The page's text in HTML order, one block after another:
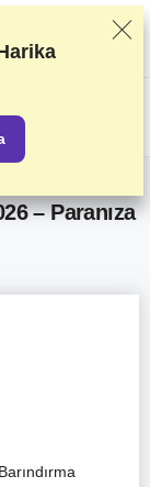
baz alarak
ticari
yapılan
US$
– Paranıza